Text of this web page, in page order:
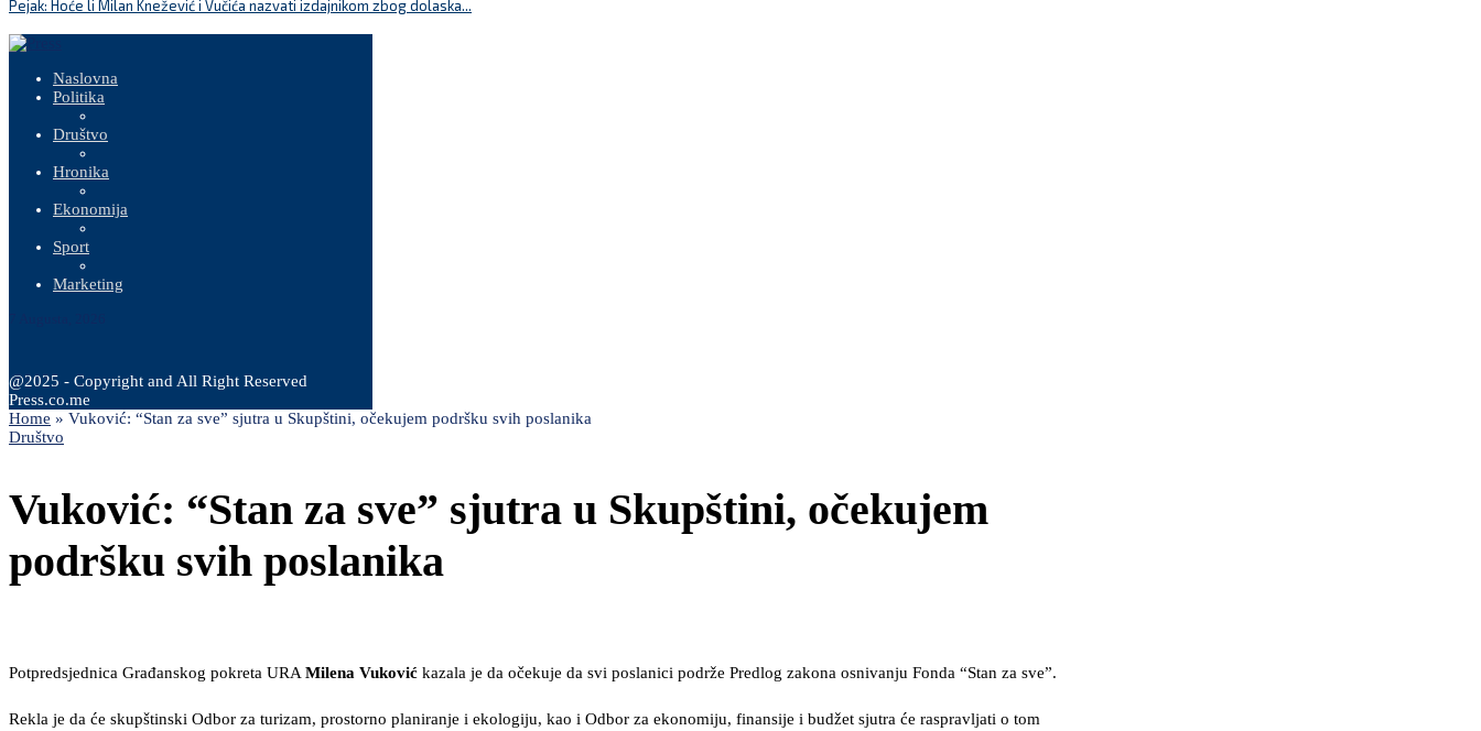
Pejak: Hoće li Milan Knežević i Vučića nazvati izdajnikom zbog dolaska...
Naslovna
Politika
Društvo
Hronika
Ekonomija
Sport
Marketing
@2025 - Copyright and All Right Reserved
Press.co.me
Home » Vuković: “Stan za sve” sjutra u Skupštini, očekujem podršku svih poslanika
Društvo
Vuković: “Stan za sve” sjutra u Skupštini, očekujem
podršku svih poslanika
Potpredsjednica Građanskog pokreta URAMilena Vuković kazala je da očekuje da svi poslanici podrže Predlog zakona osnivanju Fonda “Stan za sve”.
Rekla je da će skupštinski Odbor za turizam, prostorno planiranje i ekologiju, kao i Odbor za ekonomiju, finansije i budžet sjutra će raspravljati o tom